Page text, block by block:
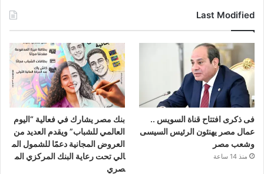
Last Modified
فى ذكرى افتتاح قناة السويس ..
عمال مصر يهنئون الرئيس السيسى
وشعب مصر
منذ 14 ساعة
بنك مصر يشارك في فعالية “اليوم
العالمي للشباب” ويقدم العديد من
العروض المجانية دعمًا للشمول الم
الي تحت رعاية البنك المركزي الم
صري